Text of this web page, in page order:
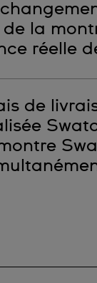
Si le motif
ne pouvons
la
réelle
l’outil de
des
des
de